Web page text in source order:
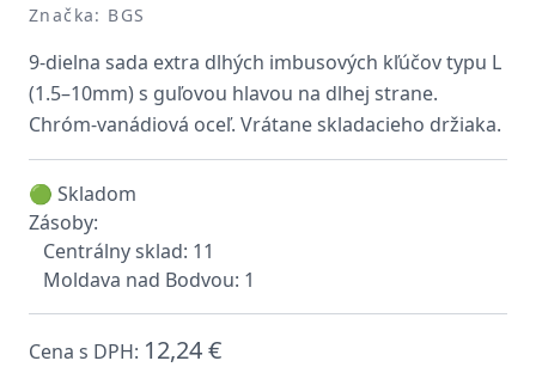
Značka: BGS
9-dielna sada extra dlhých imbusových kľúčov typu L
(1.5–10mm) s guľovou hlavou na dlhej strane.
Chróm-vanádiová oceľ. Vrátane skladacieho držiaka.
🟢 Skladom
Zásoby:
Centrálny sklad: 11
Moldava nad Bodvou: 1
Cena s DPH: 12,24 €